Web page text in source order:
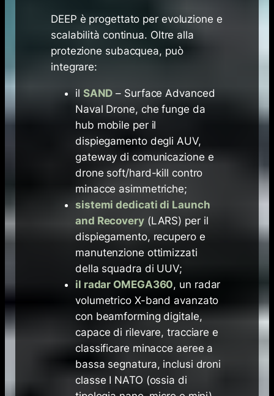
DEEP è progettato per evoluzione e
scalabilità continua. Oltre alla
protezione subacquea, può
integrare:
il SAND – Surface Advanced
Naval Drone, che funge da
hub mobile per il
dispiegamento degli AUV,
gateway di comunicazione e
drone soft/hard-kill contro
minacce asimmetriche;
sistemi dedicati di Launch
and Recovery(LARS) per il
dispiegamento, recupero e
manutenzione ottimizzati
della squadra di UUV;
il radar OMEGA360, un radar
volumetrico X-band avanzato
con beamforming digitale,
capace di rilevare, tracciare e
classificare minacce aeree a
bassa segnatura, inclusi droni
classe I NATO (ossia di